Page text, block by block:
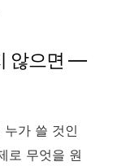
않으면 —
가 쓸 것인
로 무엇을 원